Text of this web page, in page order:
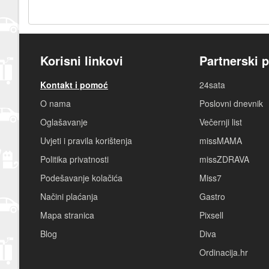
Korisni linkovi
Kontakt i pomoć
O nama
Oglašavanje
Uvjeti i pravila korištenja
Politika privatnosti
Podešavanje kolačića
Načini plaćanja
Mapa stranica
Blog
Partnerski
24sata
Poslovni dnevnik
Večernji list
missMAMA
missZDRAVA
Miss7
Gastro
Pixsell
Diva
Ordinacija.hr